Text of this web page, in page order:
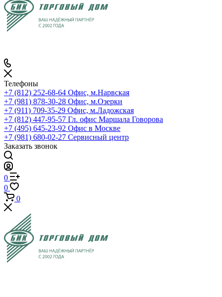
Телефоны
+7 (812) 252-68-64 Офис, м.Нарвская
+7 (981) 878-30-28 Офис, м.Озерки
+7 (911) 709-35-29 Офис, м.Ладожская
+7 (812) 447-95-57 Гл. офис Маршала Говорова
+7 (495) 645-23-92 Офис в Москве
+7 (981) 680-02-27 Сервисный центр
Заказать звонок
0
0
0